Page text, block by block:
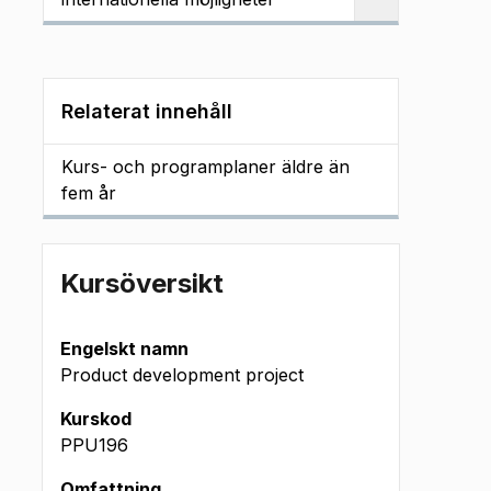
Relaterat innehåll
Kurs- och programplaner äldre än
fem år
Kursöversikt
Engelskt namn
Product development project
Kurskod
PPU196